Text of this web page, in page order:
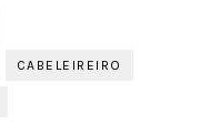
CABELEIREIRO